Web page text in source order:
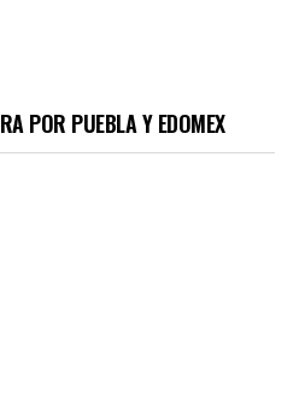
POR PUEBLA Y EDOMEX